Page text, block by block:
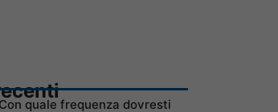
Con quale frequenza dovresti